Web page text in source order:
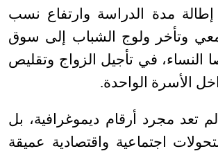
مدة الدراسة وارتفاع نسب
وتأخر ولوج الشباب إلى سوق
النساء، في تأجيل الزواج وتقليص
الأسرة الواحدة.
تعد مجرد أرقام ديموغرافية، بل
اجتماعية واقتصادية عميقة